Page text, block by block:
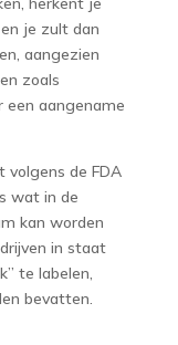
je zult dan
aangezien
zoals
een aangename
volgens de FDA
wat in de
kan worden
in staat
te labelen,
bevatten.